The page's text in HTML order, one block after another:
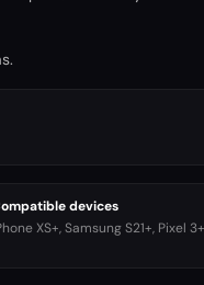
devices
XS+, Samsung S21+, Pixel